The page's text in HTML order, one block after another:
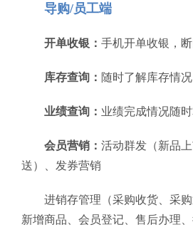
导购/员工端
开单收银： 手机开单收银，
库存查询： 随时了解库存情
业绩查询： 业绩完成情况随
会员营销： 活动群发（新品
送）、发券营销
进销存管理（采购收货、采购
新增商品、会员登记、售后办理